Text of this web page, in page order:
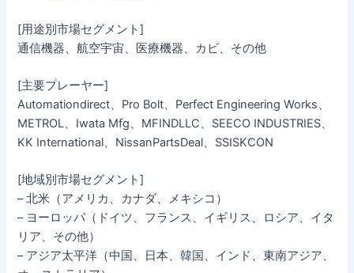
[用途別市場セグメント]
通信機器、航空宇宙、医療機器、カビ、その他
[主要プレーヤー]
Automationdirect、Pro Bolt、Perfect Engineering Works、
METROL、Iwata Mfg、MFINDLLC、SEECO INDUSTRIES、
KK International、NissanPartsDeal、SSISKCON
[地域別市場セグメント]
– 北米（アメリカ、カナダ、メキシコ）
– ヨーロッパ（ドイツ、フランス、イギリス、ロシア、イタ
リア、その他）
– アジア太平洋（中国、日本、韓国、インド、東南アジア、